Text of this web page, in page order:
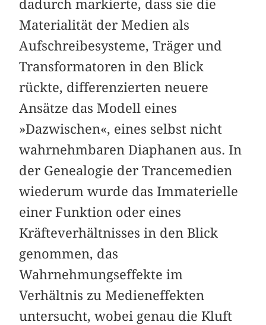
dadurch markierte, dass sie die
Materialität der Medien als
Aufschreibesysteme, Träger und
Transformatoren in den Blick
rückte, differenzierten neuere
Ansätze das Modell eines
»Dazwischen«, eines selbst nicht
wahrnehmbaren Diaphanen aus. In
der Genealogie der Trancemedien
wiederum wurde das Immaterielle
einer Funktion oder eines
Kräfteverhältnisses in den Blick
genommen, das
Wahrnehmungseffekte im
Verhältnis zu Medieneffekten
untersucht, wobei genau die Kluft